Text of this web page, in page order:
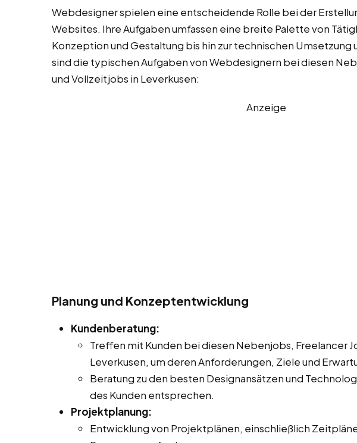
Webdesigner spielen eine entscheidende Rolle bei der
Websites. Ihre Aufgaben umfassen eine breite Palette von
Konzeption und Gestaltung bis hin zur technischen Umsetzung
sind die typischen Aufgaben von Webdesignern bei diesen
und Vollzeitjobs in Leverkusen:
Anzeige
Planung und Konzeptentwicklung
Kundenberatung:
Treffen mit Kunden bei diesen Nebenjobs, Freelancer
Leverkusen, um deren Anforderungen, Ziele und
Beratung zu den besten Designansätzen und
des Kunden entsprechen.
Projektplanung:
Entwicklung von Projektplänen, einschließlich